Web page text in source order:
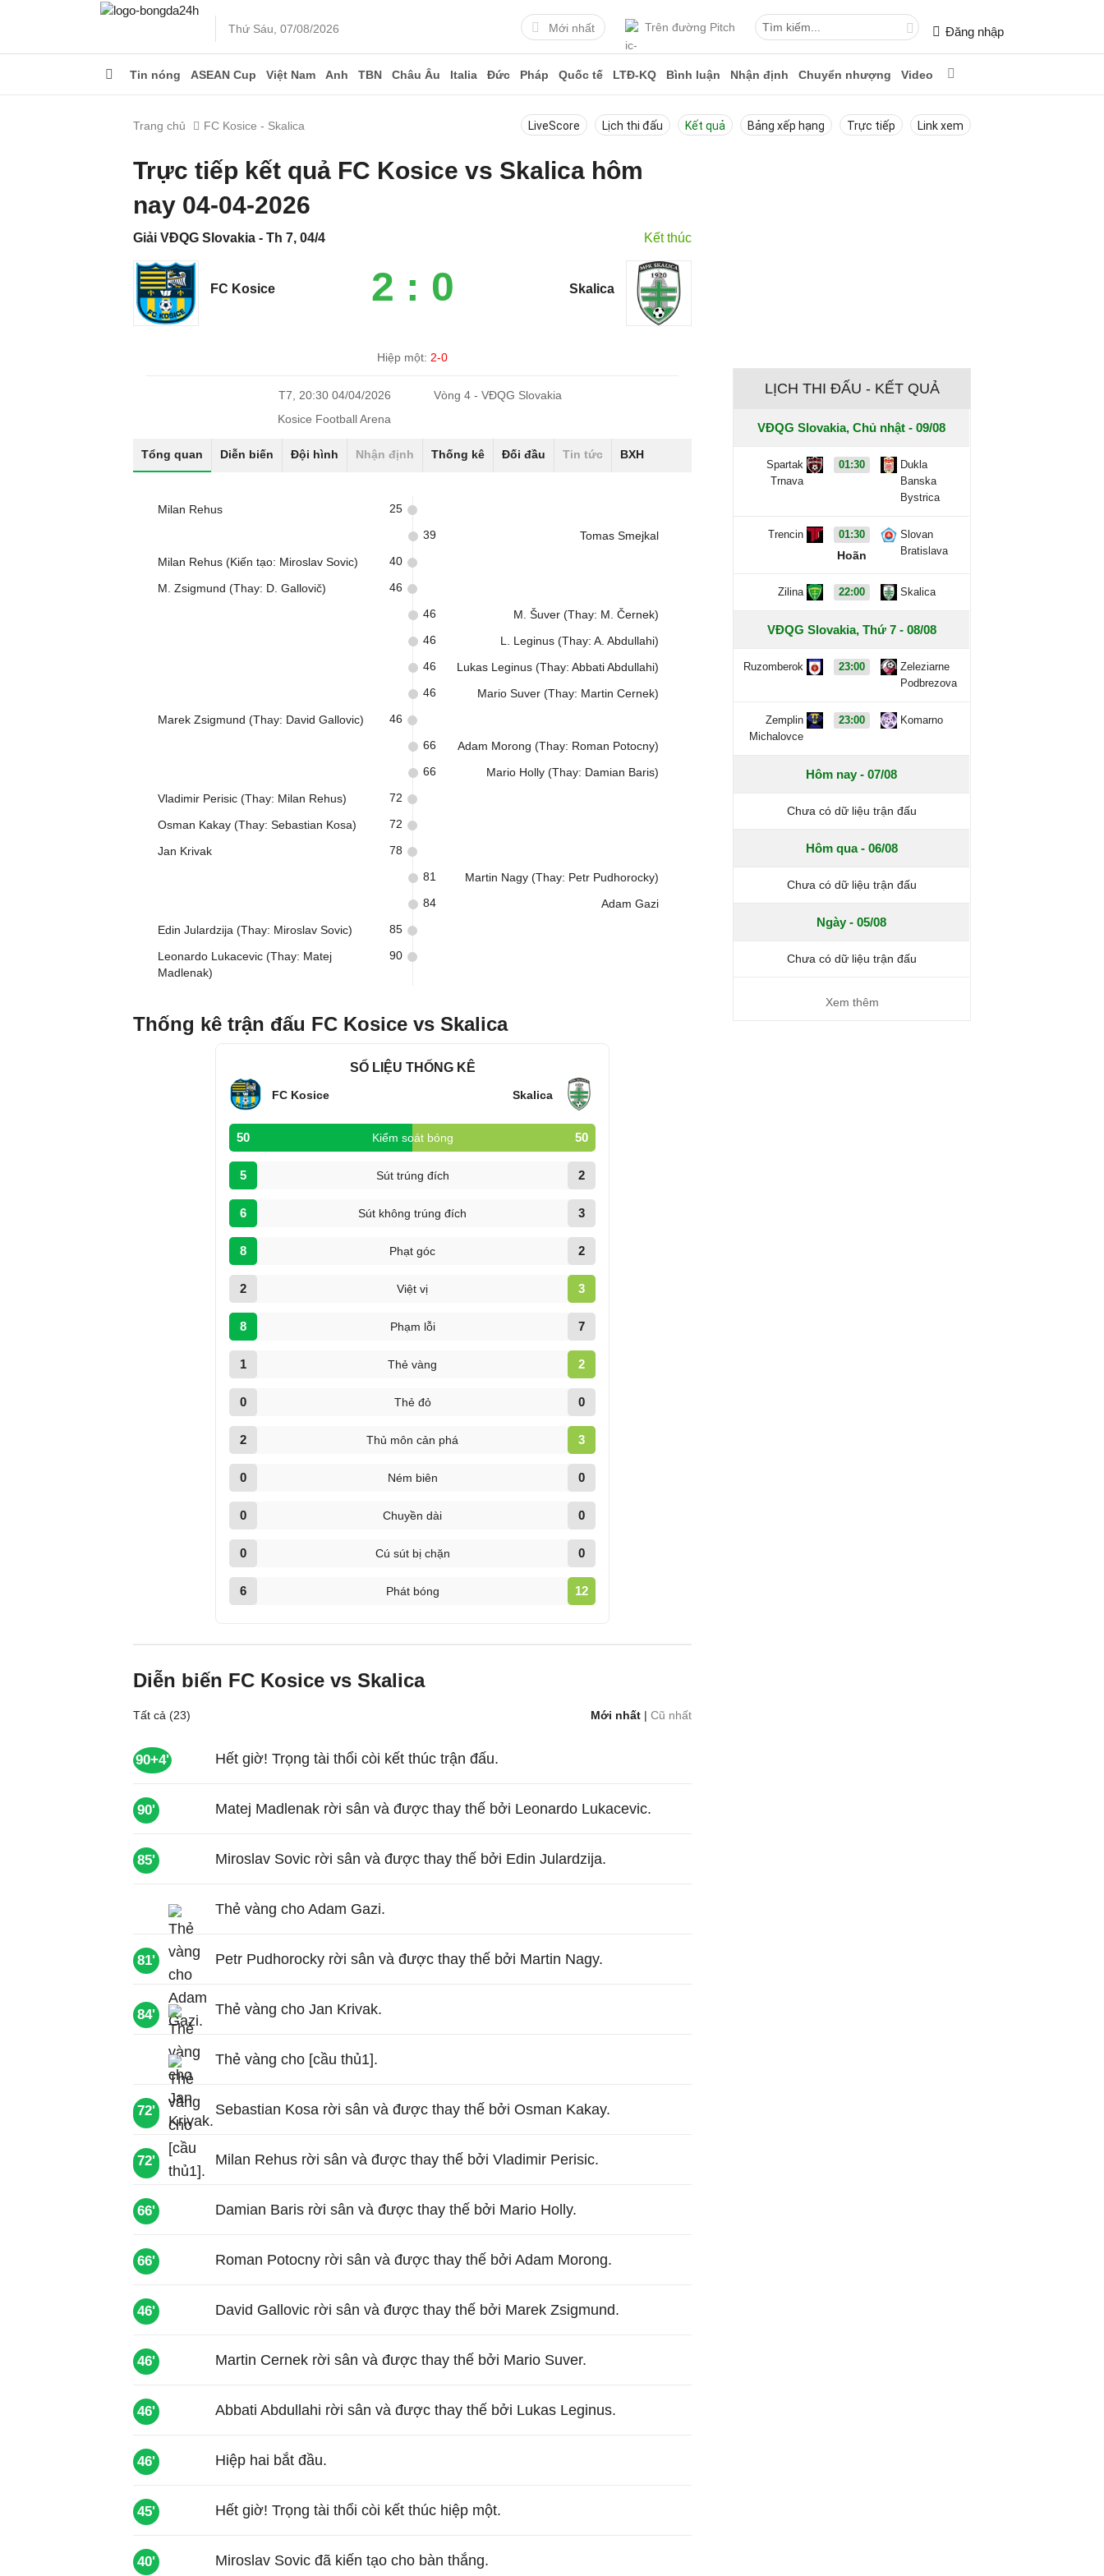
Thứ Sáu, 07/08/2026 Mới nhất Trên đường Pitch Đăng nhập
Tin nóng ASEAN Cup Việt Nam Anh TBN Châu Âu Italia Đức Pháp Quốc tế LTĐ-KQ Bình luận Nhận định Chuyển nhượng Video
Trang chủ FC Kosice - Skalica LiveScore Lịch thi đấu Kết quả Bảng xếp hạng Trực tiếp Link xem
Trực tiếp kết quả FC Kosice vs Skalica hôm
nay 04-04-2026
Giải VĐQG Slovakia - Th 7, 04/4 Kết thúc
FC Kosice 2 : 0 Skalica
Hiệp một: 2-0
T7, 20:30 04/04/2026
Vòng 4 - VĐQG Slovakia
Kosice Football Arena
Tổng quan Diễn biến Đội hình Nhận định Thống kê Đối đầu Tin tức BXH
Milan Rehus 25
Tomas Smejkal
39
Milan Rehus (Kiến tạo: Miroslav Sovic) 40
M. Zsigmund (Thay: D. Gallovič) 46
M. Šuver (Thay: M. Černek)
46
L. Leginus (Thay: A. Abdullahi)
46
Lukas Leginus (Thay: Abbati Abdullahi)
46
Mario Suver (Thay: Martin Cernek)
46
Marek Zsigmund (Thay: David Gallovic) 46
Adam Morong (Thay: Roman Potocny)
66
Mario Holly (Thay: Damian Baris)
66
Vladimir Perisic (Thay: Milan Rehus) 72
Osman Kakay (Thay: Sebastian Kosa) 72
Jan Krivak 78
Martin Nagy (Thay: Petr Pudhorocky)
81
Adam Gazi
84
Edin Julardzija (Thay: Miroslav Sovic) 85
Leonardo Lukacevic (Thay: Matej
Madlenak)
90
Thống kê trận đấu FC Kosice vs Skalica
SỐ LIỆU THỐNG KÊ
FC Kosice Skalica
50 Kiểm soát bóng 50
5 Sút trúng đích 2
6 Sút không trúng đích 3
8 Phạt góc 2
2 Việt vị 3
8 Phạm lỗi 7
1 Thẻ vàng 2
0 Thẻ đỏ 0
2 Thủ môn cản phá 3
0 Ném biên 0
0 Chuyền dài 0
0 Cú sút bị chặn 0
6 Phát bóng 12
Diễn biến FC Kosice vs Skalica
Tất cả (23) Mới nhất |Cũ nhất
90+4' Hết giờ! Trọng tài thổi còi kết thúc trận đấu.
90' Matej Madlenak rời sân và được thay thế bởi Leonardo Lukacevic.
85' Miroslav Sovic rời sân và được thay thế bởi Edin Julardzija.
84'
Thẻ vàng cho Adam Gazi.
81' Petr Pudhorocky rời sân và được thay thế bởi Martin Nagy.
78'
Thẻ vàng cho Jan Krivak.
78'
Thẻ vàng cho [cầu thủ1].
72' Sebastian Kosa rời sân và được thay thế bởi Osman Kakay.
72' Milan Rehus rời sân và được thay thế bởi Vladimir Perisic.
66' Damian Baris rời sân và được thay thế bởi Mario Holly.
66' Roman Potocny rời sân và được thay thế bởi Adam Morong.
46' David Gallovic rời sân và được thay thế bởi Marek Zsigmund.
46' Martin Cernek rời sân và được thay thế bởi Mario Suver.
46' Abbati Abdullahi rời sân và được thay thế bởi Lukas Leginus.
46' Hiệp hai bắt đầu.
45' Hết giờ! Trọng tài thổi còi kết thúc hiệp một.
40' Miroslav Sovic đã kiến tạo cho bàn thắng.
LỊCH THI ĐẤU - KẾT QUẢ
VĐQG Slovakia, Chủ nhật - 09/08
Spartak
Trnava
01:30
Dukla
Banska
Bystrica
Trencin 01:30
Hoãn
Slovan
Bratislava
Zilina 22:00 Skalica
VĐQG Slovakia, Thứ 7 - 08/08
Ruzomberok 23:00
Zeleziarne
Podbrezova
Zemplin
Michalovce
23:00 Komarno
Hôm nay - 07/08
Chưa có dữ liệu trận đấu
Hôm qua - 06/08
Chưa có dữ liệu trận đấu
Ngày - 05/08
Chưa có dữ liệu trận đấu
Xem thêm